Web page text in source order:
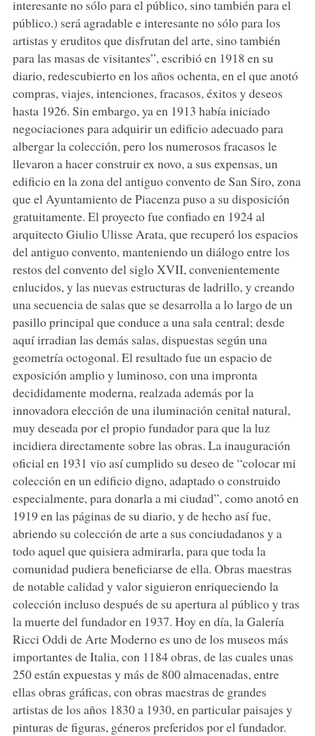
interesante no sólo para el público, sino también para el
público.) será agradable e interesante no sólo para los
artistas y eruditos que disfrutan del arte, sino también
para las masas de visitantes”, escribió en 1918 en su
diario, redescubierto en los años ochenta, en el que anotó
compras, viajes, intenciones, fracasos, éxitos y deseos
hasta 1926. Sin embargo, ya en 1913 había iniciado
negociaciones para adquirir un edificio adecuado para
albergar la colección, pero los numerosos fracasos le
llevaron a hacer construir ex novo, a sus expensas, un
edificio en la zona del antiguo convento de San Siro, zona
que el Ayuntamiento de Piacenza puso a su disposición
gratuitamente. El proyecto fue confiado en 1924 al
arquitecto Giulio Ulisse Arata, que recuperó los espacios
del antiguo convento, manteniendo un diálogo entre los
restos del convento del siglo XVII, convenientemente
enlucidos, y las nuevas estructuras de ladrillo, y creando
una secuencia de salas que se desarrolla a lo largo de un
pasillo principal que conduce a una sala central; desde
aquí irradian las demás salas, dispuestas según una
geometría octogonal. El resultado fue un espacio de
exposición amplio y luminoso, con una impronta
decididamente moderna, realzada además por la
innovadora elección de una iluminación cenital natural,
muy deseada por el propio fundador para que la luz
incidiera directamente sobre las obras. La inauguración
oficial en 1931 vio así cumplido su deseo de “colocar mi
colección en un edificio digno, adaptado o construido
especialmente, para donarla a mi ciudad”, como anotó en
1919 en las páginas de su diario, y de hecho así fue,
abriendo su colección de arte a sus conciudadanos y a
todo aquel que quisiera admirarla, para que toda la
comunidad pudiera beneficiarse de ella. Obras maestras
de notable calidad y valor siguieron enriqueciendo la
colección incluso después de su apertura al público y tras
la muerte del fundador en 1937. Hoy en día, la Galería
Ricci Oddi de Arte Moderno es uno de los museos más
importantes de Italia, con 1184 obras, de las cuales unas
250 están expuestas y más de 800 almacenadas, entre
ellas obras gráficas, con obras maestras de grandes
artistas de los años 1830 a 1930, en particular paisajes y
pinturas de figuras, géneros preferidos por el fundador.